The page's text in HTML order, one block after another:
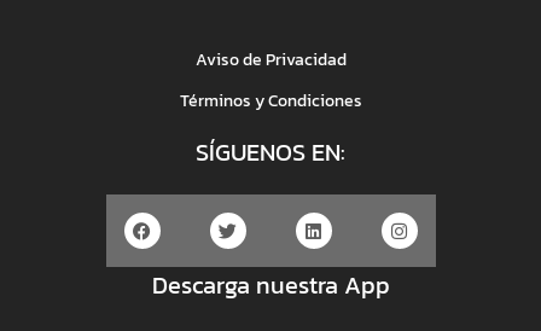
Aviso de Privacidad
Términos y Condiciones
SÍGUENOS EN:
Descarga nuestra App